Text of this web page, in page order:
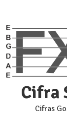
content
Cifra
Cifras